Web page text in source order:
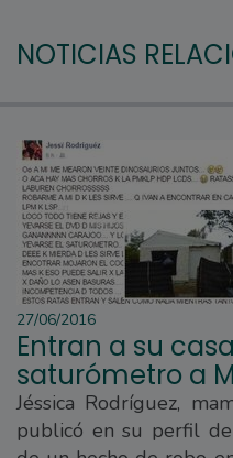
NOTICIAS
27/06/2016
Entran a su
saturómetro a
Jéssica Rodríguez,
publicó en su perfil